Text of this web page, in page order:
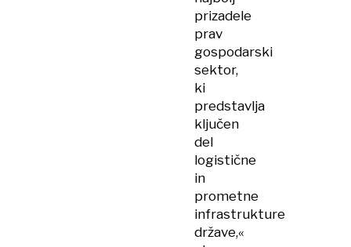
prizadele
prav
gospodarski
sektor,
ki
predstavlja
ključen
del
logistične
in
prometne
infrastrukture
države,«